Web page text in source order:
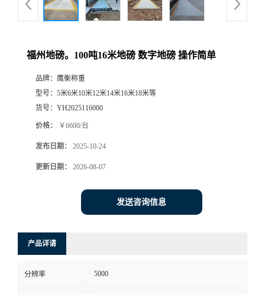
福州地磅。100吨16米地磅 数字地磅 操作简单
品牌： 鹰衡称重
型号： 5米6米10米12米14米16米18米等
货号： YH2025116000
价格： ￥6600/台
发布日期： 2025-10-24
更新日期： 2026-08-07
发送咨询信息
产品详请
分辨率 5000